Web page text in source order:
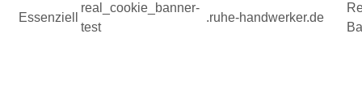
Essenziell
real_cookie_banner-
test
.ruhe-handwerker.de